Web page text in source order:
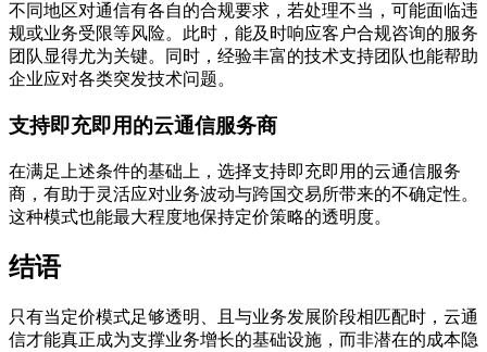
不同地区对通信有各自的合规要求，若处理不当，可能面临违
规或业务受限等风险。此时，能及时响应客户合规咨询的服务
团队显得尤为关键。同时，经验丰富的技术支持团队也能帮助
企业应对各类突发技术问题。
支持即充即用的云通信服务商
在满足上述条件的基础上，选择支持即充即用的云通信服务
商，有助于灵活应对业务波动与跨国交易所带来的不确定性。
这种模式也能最大程度地保持定价策略的透明度。
结语
只有当定价模式足够透明、且与业务发展阶段相匹配时，云通
信才能真正成为支撑业务增长的基础设施，而非潜在的成本隐